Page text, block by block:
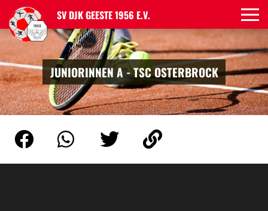
SV DJK GEESTE 1956 E.V.
JUNIORINNEN A - TSC OSTERBROCK